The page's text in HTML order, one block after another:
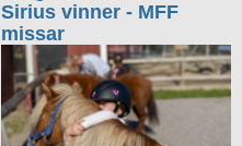
Sirius vinner - MFF
missar